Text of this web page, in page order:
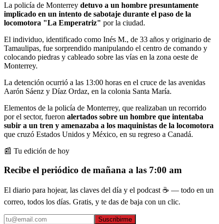
La policía de Monterrey detuvo a un hombre presuntamente
implicado en un intento de sabotaje durante el paso de la
locomotora "La Emperatriz" por la ciudad.
El individuo, identificado como Inés M., de 33 años y originario de
Tamaulipas, fue sorprendido manipulando el centro de comando y
colocando piedras y cableado sobre las vías en la zona oeste de
Monterrey.
La detención ocurrió a las 13:00 horas en el cruce de las avenidas
Aarón Sáenz y Díaz Ordaz, en la colonia Santa María.
Elementos de la policía de Monterrey, que realizaban un recorrido
por el sector, fueron alertados sobre un hombre que intentaba
subir a un tren y amenazaba a los maquinistas de la locomotora
que cruzó Estados Unidos y México, en su regreso a Canadá.
📰 Tu edición de hoy
Recibe el periódico de mañana a las 7:00 am
El diario para hojear, las claves del día y el podcast ☕ — todo en un
correo, todos los días. Gratis, y te das de baja con un clic.
Suscribirme